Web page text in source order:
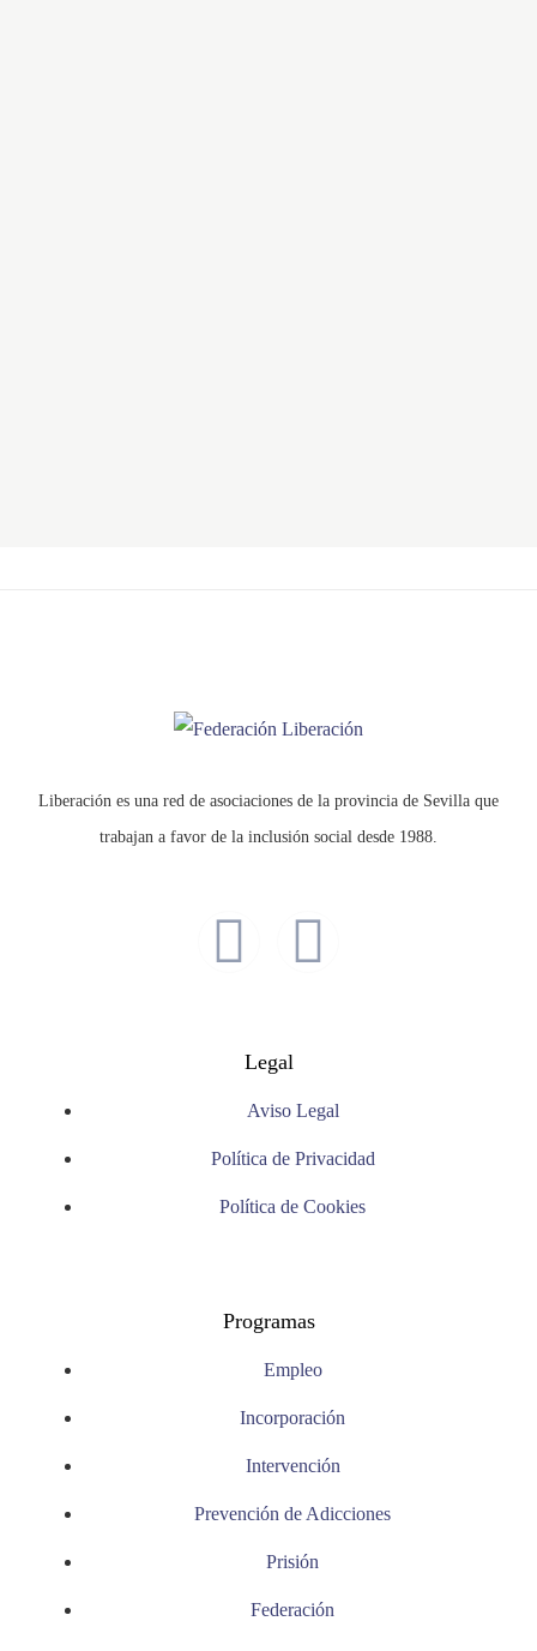
Liberación es una red de asociaciones de la provincia de Sevilla que
trabajan a favor de la inclusión social desde 1988.
Legal
Aviso Legal
Política de Privacidad
Política de Cookies
Programas
Empleo
Incorporación
Intervención
Prevención de Adicciones
Prisión
Federación